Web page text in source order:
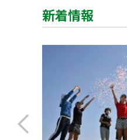
新着情報